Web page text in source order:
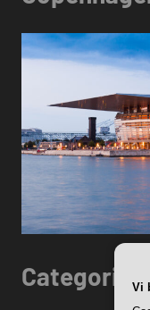
Categories
Vi